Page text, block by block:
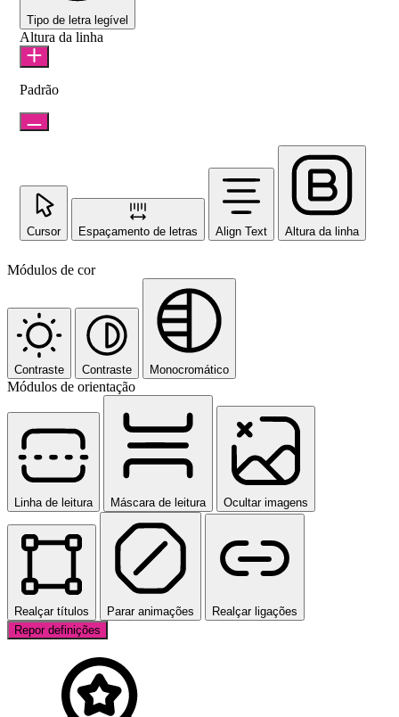
Tipo de letra legível
Altura da linha
Padrão
Cursor Espaçamento de letras Align Text Altura da linha
Módulos de cor
Contraste Contraste Monocromático
Módulos de orientação
Linha de leitura Máscara de leitura Ocultar imagens
Realçar títulos Parar animações
Realçar ligações
Repor definições